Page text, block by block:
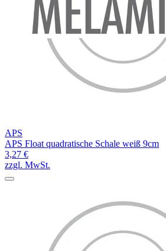
APS
APS Float quadratische Schale weiß 9cm
3,27 €
zzgl. MwSt.